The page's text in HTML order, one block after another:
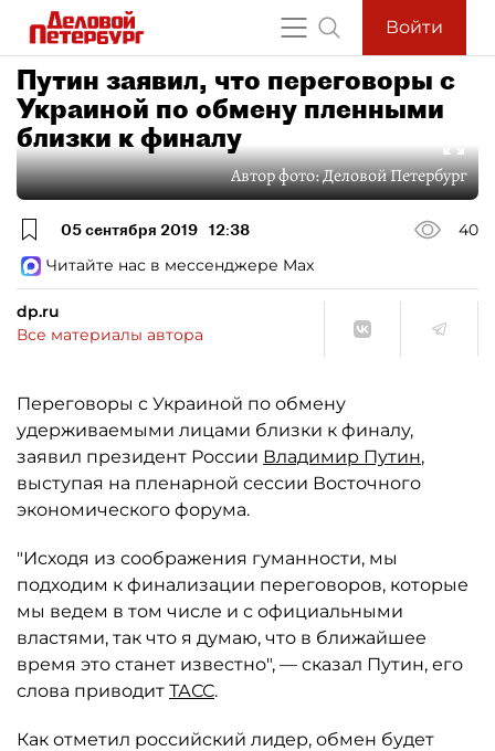
Войти
Путин заявил, что переговоры с
Украиной по обмену пленными
близки к финалу
Автор фото:Деловой Петербург
05 сентября 2019 12:38
40
Читайте нас в мессенджере Max
dp.ru
Все материалы автора
Переговоры с Украиной по обмену
удерживаемыми лицами близки к финалу,
заявил президент России Владимир Путин,
выступая на пленарной сессии Восточного
экономического форума.
"Исходя из соображения гуманности, мы
подходим к финализации переговоров, которые
мы ведем в том числе и с официальными
властями, так что я думаю, что в ближайшее
время это станет известно", — сказал Путин, его
слова приводит ТАСС.
Как отметил российский лидер, обмен будет